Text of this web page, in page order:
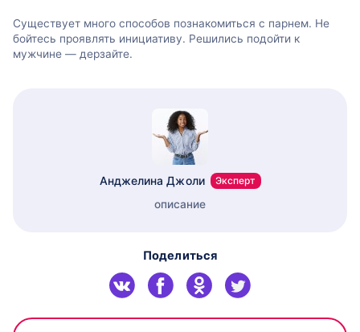
Существует много способов познакомиться с парнем. Не
бойтесь проявлять инициативу. Решились подойти к
мужчине — дерзайте.
Анджелина Джоли Эксперт
описание
Поделиться